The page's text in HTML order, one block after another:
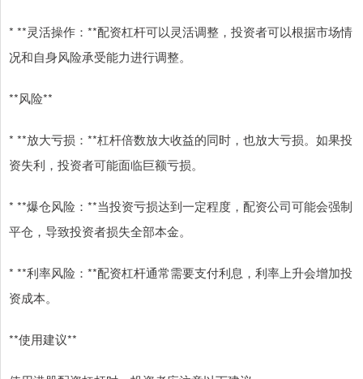
* **灵活操作：**配资杠杆可以灵活调整，投资者可以根据市场情
况和自身风险承受能力进行调整。
**风险**
* **放大亏损：**杠杆倍数放大收益的同时，也放大亏损。如果投
资失利，投资者可能面临巨额亏损。
* **爆仓风险：**当投资亏损达到一定程度，配资公司可能会强制
平仓，导致投资者损失全部本金。
* **利率风险：**配资杠杆通常需要支付利息，利率上升会增加投
资成本。
**使用建议**